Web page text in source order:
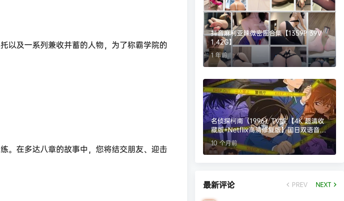
及一系列兼收并蓄的人物，为了称霸学院的
。在多达八章的故事中，您将结交朋友、迎击
抖音麻利亚辣微密圈合集【1359P 39V
1.42G】
1 年前
名侦探柯南（1996）TV版 【4K 超清收
藏版+Netflix高清修复版】国日双语音轨
【1-1112集】 内嵌中文字幕【1.1T】
10 个月前
最新评论 PREV NEXT